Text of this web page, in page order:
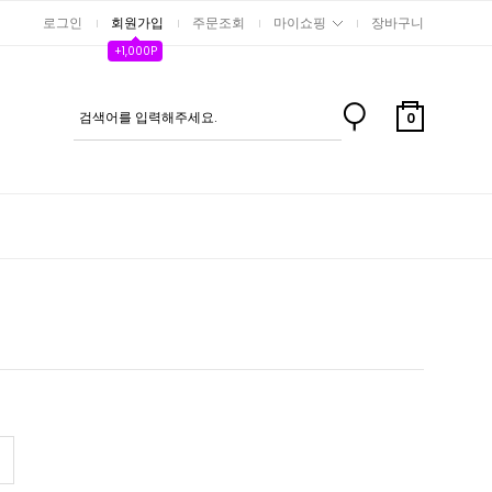
로그인 회원가입
+1,000P
주문조회 마이쇼핑 장바구니
0